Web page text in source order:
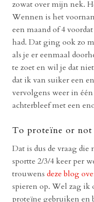
zowat over mijn nek.
Wennen is het
een maand of 4
had. Dat ging ook zo
als je er eenmaal
te zoet en wil je dat
dat ik van suiker een
vervolgens weer in
achterbleef met een
To proteïne or
Dat is dus de vraag
sportte 2/3/4 keer per
trouwens deze blog
spieren op. Wel zag ik
proteïne gebruiken en